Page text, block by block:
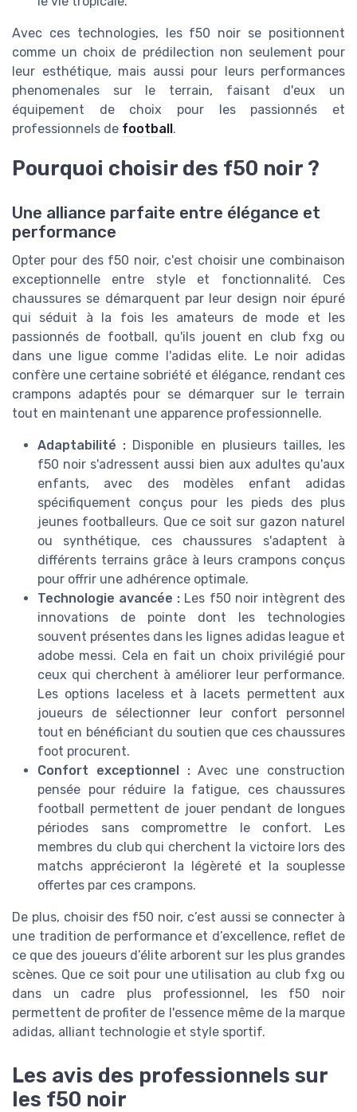
Avec ces technologies, les f50 noir se positionnent
comme un choix de prédilection non seulement pour
leur esthétique, mais aussi pour leurs performances
phenomenales sur le terrain, faisant d'eux un
équipement de choix pour les passionnés et
professionnels de football.
Pourquoi choisir des f50 noir ?
Une alliance parfaite entre élégance et
performance
Opter pour des f50 noir, c'est choisir une combinaison
exceptionnelle entre style et fonctionnalité. Ces
chaussures se démarquent par leur design noir épuré
qui séduit à la fois les amateurs de mode et les
passionnés de football, qu'ils jouent en club fxg ou
dans une ligue comme l'adidas elite. Le noir adidas
confère une certaine sobriété et élégance, rendant ces
crampons adaptés pour se démarquer sur le terrain
tout en maintenant une apparence professionnelle.
Adaptabilité : Disponible en plusieurs tailles, les
f50 noir s'adressent aussi bien aux adultes qu'aux
enfants, avec des modèles enfant adidas
spécifiquement conçus pour les pieds des plus
jeunes footballeurs. Que ce soit sur gazon naturel
ou synthétique, ces chaussures s'adaptent à
différents terrains grâce à leurs crampons conçus
pour offrir une adhérence optimale.
Technologie avancée : Les f50 noir intègrent des
innovations de pointe dont les technologies
souvent présentes dans les lignes adidas league et
adobe messi. Cela en fait un choix privilégié pour
ceux qui cherchent à améliorer leur performance.
Les options laceless et à lacets permettent aux
joueurs de sélectionner leur confort personnel
tout en bénéficiant du soutien que ces chaussures
foot procurent.
Confort exceptionnel :Avec une construction
pensée pour réduire la fatigue, ces chaussures
football permettent de jouer pendant de longues
périodes sans compromettre le confort. Les
membres du club qui cherchent la victoire lors des
matchs apprécieront la légèreté et la souplesse
offertes par ces crampons.
De plus, choisir des f50 noir, c’est aussi se connecter à
une tradition de performance et d’excellence, reflet de
ce que des joueurs d’élite arborent sur les plus grandes
scènes. Que ce soit pour une utilisation au club fxg ou
dans un cadre plus professionnel, les f50 noir
permettent de profiter de l'essence même de la marque
adidas, alliant technologie et style sportif.
Les avis des professionnels sur
les f50 noir